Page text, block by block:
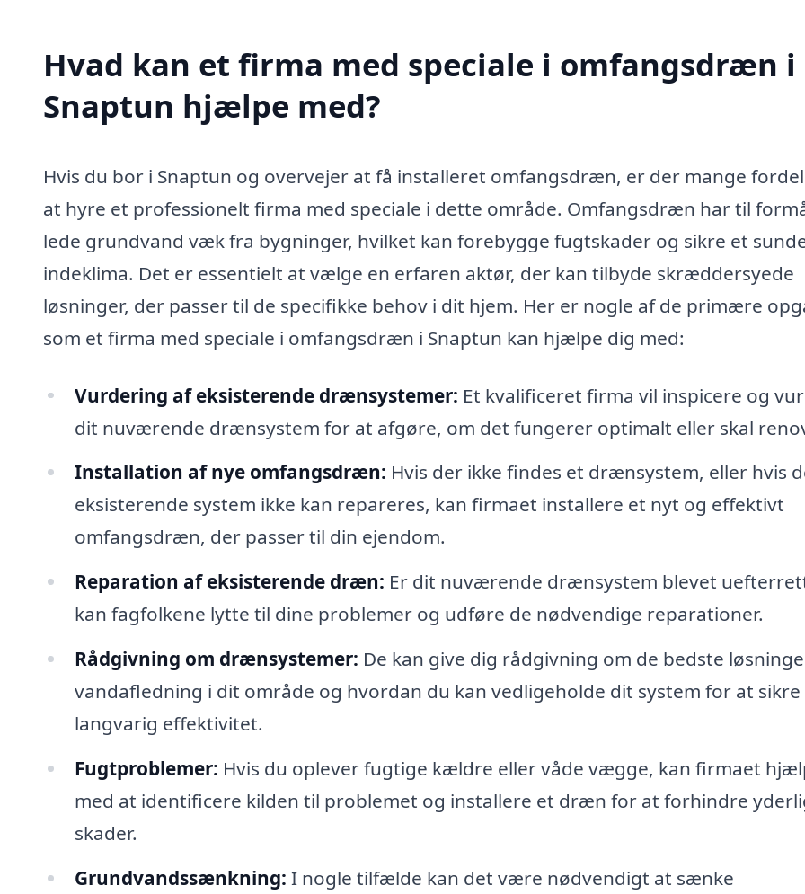
Hvad kan et firma med speciale i omfangsdræn i
Snaptun hjælpe med?
Hvis du bor i Snaptun og overvejer at få installeret omfangsdræn, er der mange
at hyre et professionelt firma med speciale i dette område. Omfangsdræn har til
lede grundvand væk fra bygninger, hvilket kan forebygge fugtskader og sikre et
indeklima. Det er essentielt at vælge en erfaren aktør, der kan tilbyde skræddersyede
løsninger, der passer til de specifikke behov i dit hjem. Her er nogle af de primære
som et firma med speciale i omfangsdræn i Snaptun kan hjælpe dig med:
Vurdering af eksisterende drænsystemer: Et kvalificeret firma vil inspicere og
dit nuværende drænsystem for at afgøre, om det fungerer optimalt eller skal
Installation af nye omfangsdræn: Hvis der ikke findes et drænsystem, eller hvis
eksisterende system ikke kan repareres, kan firmaet installere et nyt og effektivt
omfangsdræn, der passer til din ejendom.
Reparation af eksisterende dræn: Er dit nuværende drænsystem blevet
kan fagfolkene lytte til dine problemer og udføre de nødvendige reparationer.
Rådgivning om drænsystemer: De kan give dig rådgivning om de bedste
vandafledning i dit område og hvordan du kan vedligeholde dit system for at sikre
langvarig effektivitet.
Fugtproblemer: Hvis du oplever fugtige kældre eller våde vægge, kan firmaet
med at identificere kilden til problemet og installere et dræn for at forhindre
skader.
Grundvandssænkning: I nogle tilfælde kan det være nødvendigt at sænke